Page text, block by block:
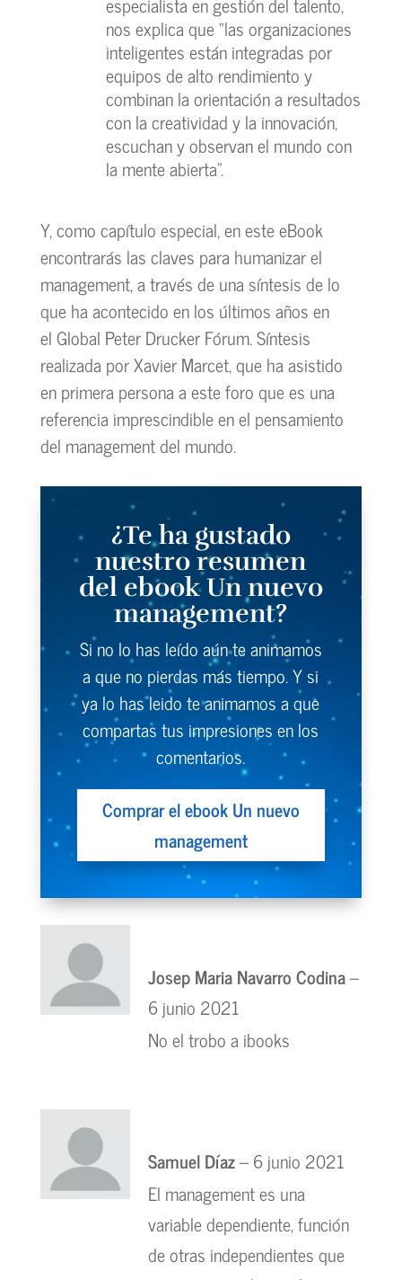
nos explica que “las organizaciones
inteligentes están integradas por
equipos de alto rendimiento y
combinan la orientación a resultados
con la creatividad y la innovación,
escuchan y observan el mundo con
la mente abierta”.
Y, como capítulo especial, en este eBook
encontrarás las claves para humanizar el
management, a través de una síntesis de lo
que ha acontecido en los últimos años en
el Global Peter Drucker Fórum. Síntesis
realizada por Xavier Marcet, que ha asistido
en primera persona a este foro que es una
referencia imprescindible en el pensamiento
del management del mundo.
¿Te ha gustado
nuestro resumen
del ebook Un nuevo
management?
Si no lo has leído aún te animamos
a que no pierdas más tiempo. Y si
ya lo has leido te animamos a que
compartas tus impresiones en los
comentarios.
Comprar el ebook Un nuevo
management
Josep Maria Navarro Codina–
6 junio 2021
No el trobo a ibooks
Samuel Díaz–6 junio 2021
El management es una
variable dependiente, función
de otras independientes que